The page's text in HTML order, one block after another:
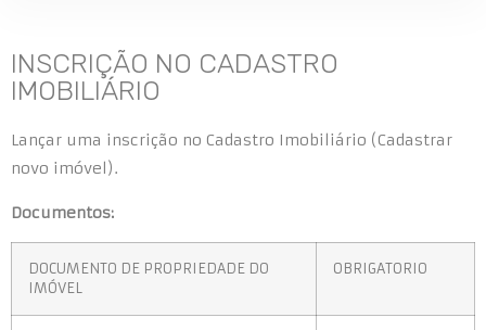
INSCRIÇÃO NO CADASTRO
IMOBILIÁRIO
Lançar uma inscrição no Cadastro Imobiliário (Cadastrar
novo imóvel).
Documentos:
DOCUMENTO DE PROPRIEDADE DO
IMÓVEL
OBRIGATORIO